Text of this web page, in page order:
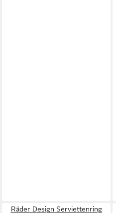
Räder Design Serviettenring